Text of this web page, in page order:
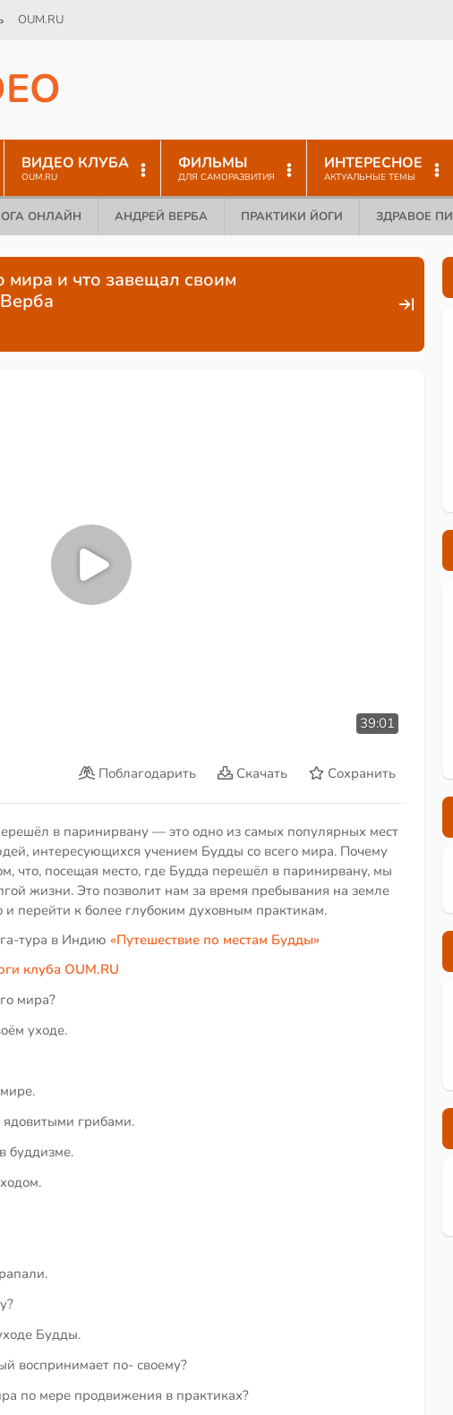
OUM.RU
EO
ВИДЕО КЛУБА
OUM.RU
ФИЛЬМЫ
ДЛЯ САМОРАЗВИТИЯ
ИНТЕРЕСНОЕ
АКТУАЛЬНЫЕ ТЕМЫ
ОНЛАЙН АНДРЕЙ ВЕРБА ПРАКТИКИ ЙОГИ ЗДРАВОЕ
мира и что завещал своим
39:01
Поблагодарить Скачать Сохранить
в паринирвану — это одно из самых популярных мест
интересующихся учением Будды со всего мира. Почему
что, посещая место, где Будда перешёл в паринирвану, мы
жизни. Это позволит нам за время пребывания на земле
и перейти к более глубоким духовным практикам.
тура в Индию «Путешествие по местам Будды»
клуба OUM.RU
мира?
уходе.
грибами.
буддизме.
Будды.
воспринимает по- своему?
по мере продвижения в практиках?